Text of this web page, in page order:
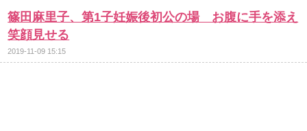
篠田麻里子、第1子妊娠後初公の場 お腹に手を添え
笑顔見せる
2019-11-09 15:15